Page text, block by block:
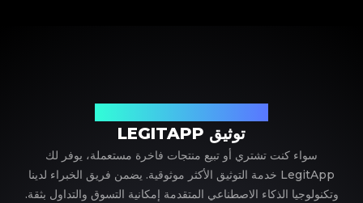
توثيق LEGITAPP
سواء كنت تشتري أو تبيع منتجات فاخرة مستعملة، يوفر لك
LegitApp خدمة التوثيق الأكثر موثوقية. يضمن فريق الخبراء لدينا
وتكنولوجيا الذكاء الاصطناعي المتقدمة إمكانية التسوق والتداول بثقة.